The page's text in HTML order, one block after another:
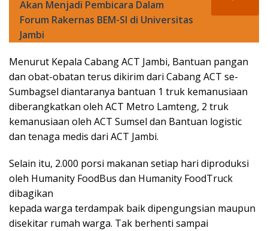
Akan Menjadi Pembicara Dalam
Forum Rakernas BEM-SI di Universitas
Jambi
Menurut Kepala Cabang ACT Jambi, Bantuan pangan
dan obat-obatan terus dikirim dari Cabang ACT se-
Sumbagsel diantaranya bantuan 1 truk kemanusiaan
diberangkatkan oleh ACT Metro Lamteng, 2 truk
kemanusiaan oleh ACT Sumsel dan Bantuan logistic
dan tenaga medis dari ACT Jambi.
Selain itu, 2.000 porsi makanan setiap hari diproduksi
oleh Humanity FoodBus dan Humanity FoodTruck
dibagikan
kepada warga terdampak baik dipengungsian maupun
disekitar rumah warga. Tak berhenti sampai